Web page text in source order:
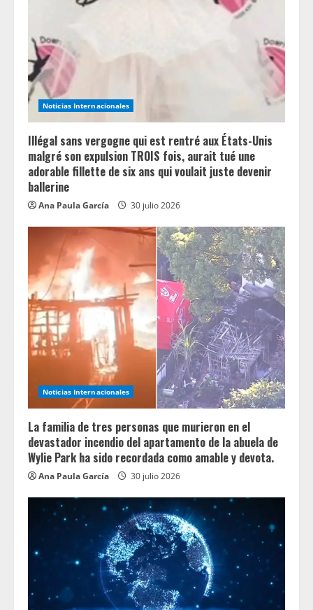
Noticias Internacionales
Illégal sans vergogne qui est rentré aux États-Unis
malgré son expulsion TROIS fois, aurait tué une
adorable fillette de six ans qui voulait juste devenir
ballerine
Ana Paula García 30 julio 2026
Noticias Internacionales
La familia de tres personas que murieron en el
devastador incendio del apartamento de la abuela de
Wylie Park ha sido recordada como amable y devota.
Ana Paula García 30 julio 2026